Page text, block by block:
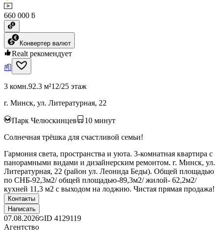
660 000 ƃ
Конвертер валют
Realt рекомендует
3 комн.92.3 м²12/25 этаж
г. Минск, ул. Литературная, 22
Парк Челюскинцев 10 минут
Солнечная трёшка для счастливой семьи!
Гармония света, пространства и уюта. 3-комнатная квартира с
панорамными видами и дизайнерским ремонтом. г. Минск, ул.
Литературная, 22 (район ул. Леонида Беды). Общей площадью
по СНБ-92,3м2/ общей площадью-89,3м2/ жилой- 62,2м2/
кухней 11,3 м2 с выходом на лоджию. Чистая прямая продажа!
Контакты
Написать
07.08.2026 ID 4129119
Агентство